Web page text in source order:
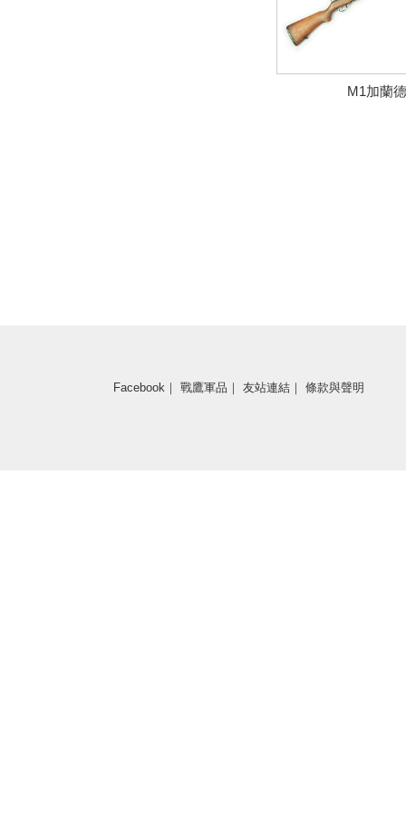
M1加蘭
Facebook ｜ 戰鷹軍品 ｜ 友站連結 ｜ 條款與聲明